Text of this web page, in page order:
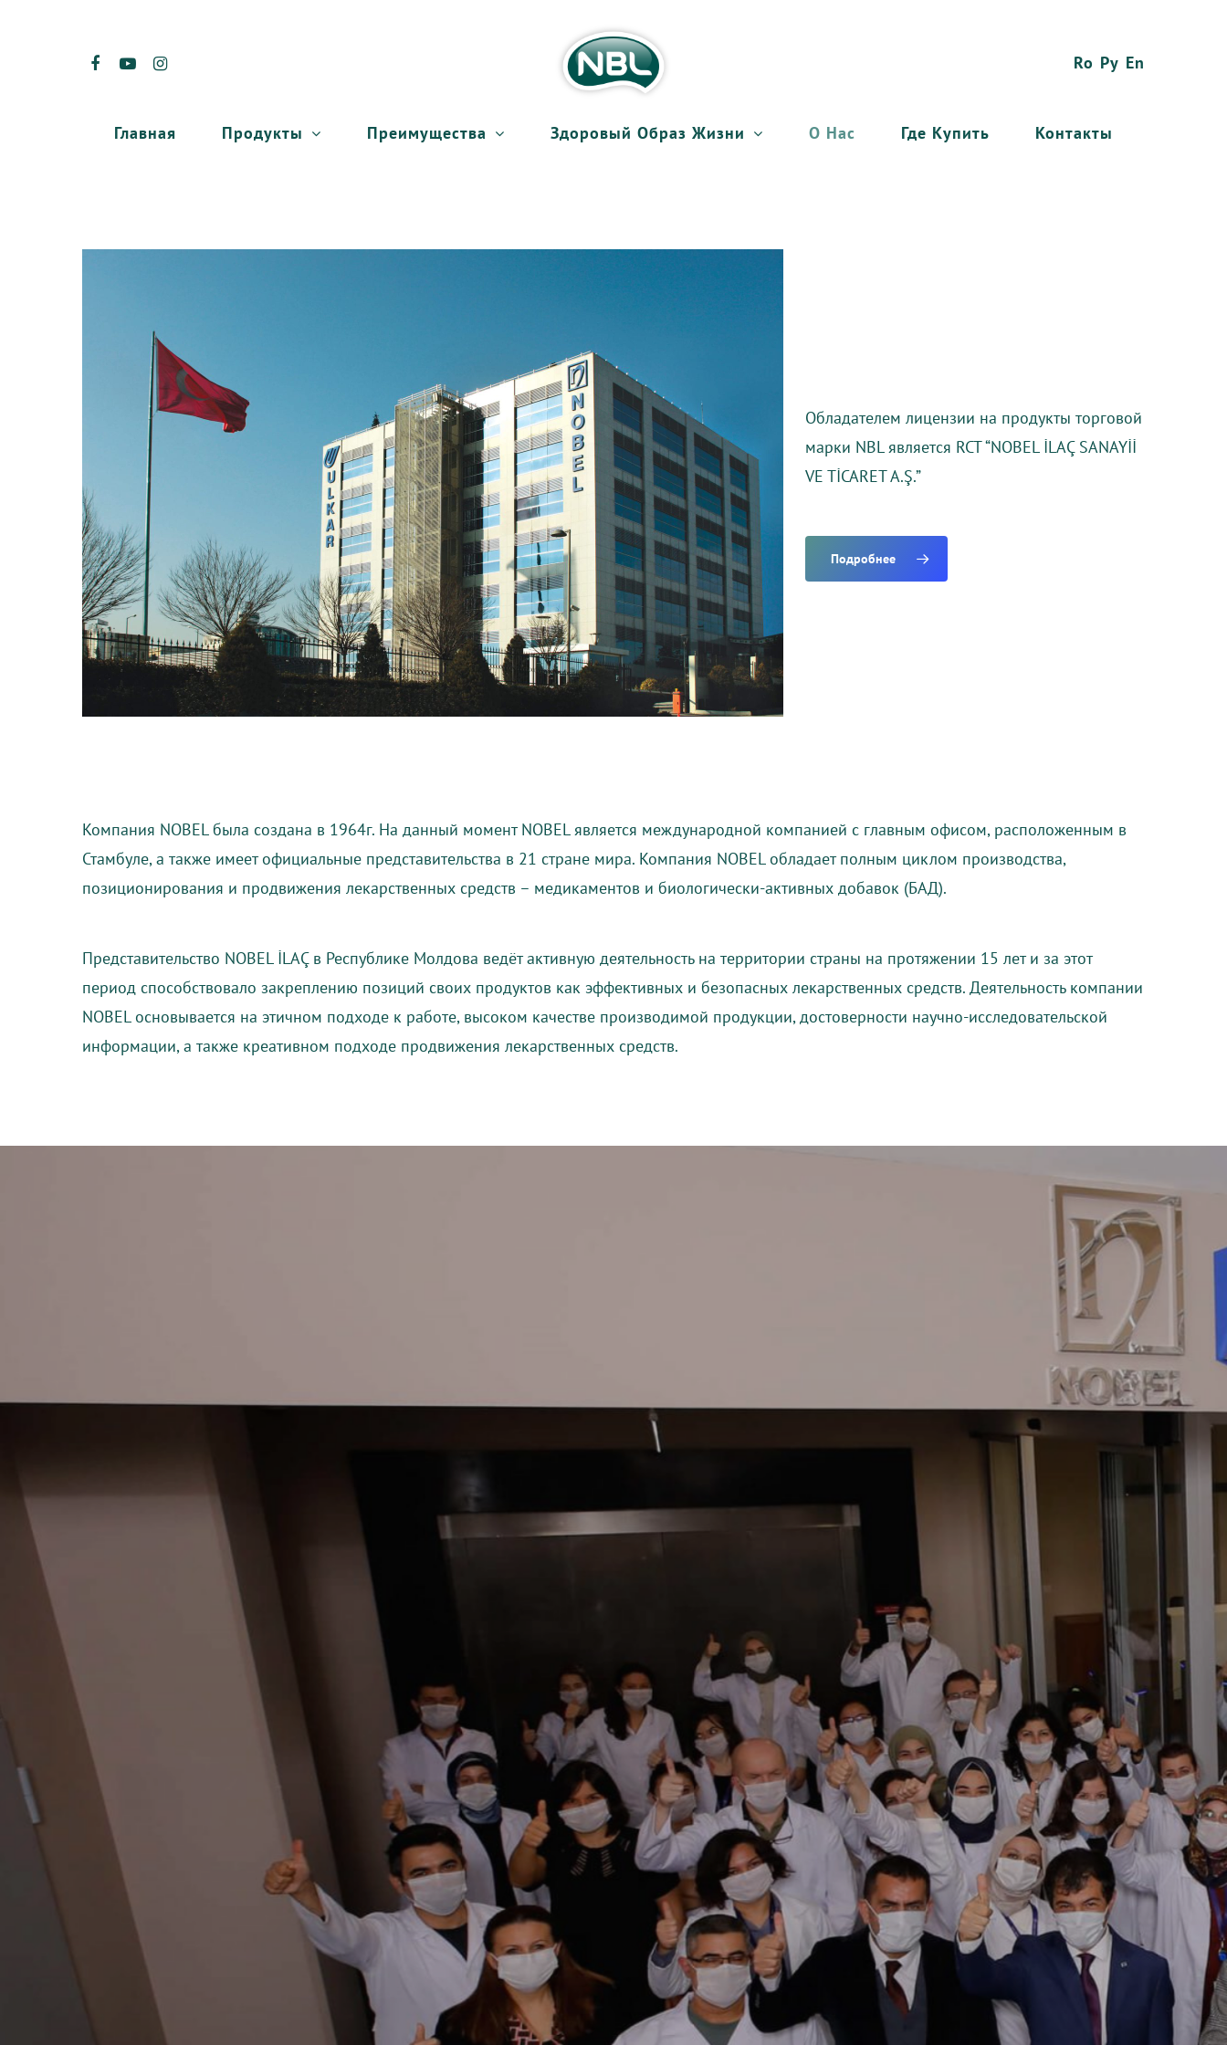
Ro Ру En
Главная Продукты Преимущества Здоровый Образ Жизни О Нас Где Купить Контакты
Обладателем лицензии на продукты торговой
марки NBL является RCT “NOBEL İLAÇ SANAYİİ
VE TİCARET A.Ş.”
Подробнее
Компания NOBEL была создана в 1964г. На данный момент NOBEL является международной компанией с главным офисом, расположенным в
Стамбуле, а также имеет официальные представительства в 21 стране мира. Компания NOBEL обладает полным циклом производства,
позиционирования и продвижения лекарственных средств – медикаментов и биологически-активных добавок (БАД).
Представительство NOBEL İLAÇ в Республике Молдова ведёт активную деятельность на территории страны на протяжении 15 лет и за этот
период способствовало закреплению позиций своих продуктов как эффективных и безопасных лекарственных средств. Деятельность компании
NOBEL основывается на этичном подходе к работе, высоком качестве производимой продукции, достоверности научно-исследовательской
информации, а также креативном подходе продвижения лекарственных средств.